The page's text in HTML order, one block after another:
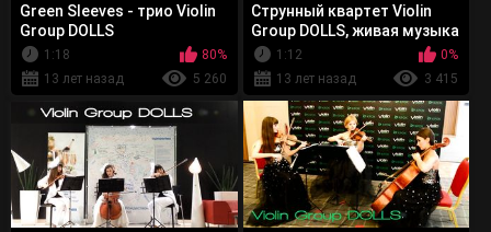
Green Sleeves - трио Violin
Group DOLLS
1:18
80%
13 лет назад
5 260
Струнный квартет Violin
Group DOLLS, живая музыка
1:12
0%
13 лет назад
3 415